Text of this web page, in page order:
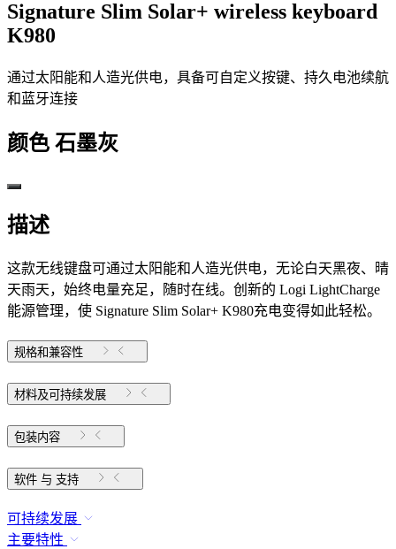
Signature Slim Solar+ wireless keyboard
K980
通过太阳能和人造光供电，具备可自定义按键、持久电池续航
和蓝牙连接
颜色 石墨灰
描述
这款无线键盘可通过太阳能和人造光供电，无论白天黑夜、晴
天雨天，始终电量充足，随时在线。创新的 Logi LightCharge
能源管理，使 Signature Slim Solar+ K980充电变得如此轻松。
规格和兼容性
材料及可持续发展
包装内容
软件 与 支持
可持续发展
主要特性